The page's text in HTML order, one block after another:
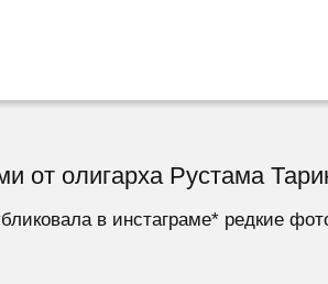
от олигарха Рустама
в инстаграме* редкие